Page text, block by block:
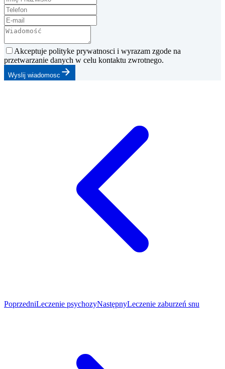
Akceptuje polityke prywatnosci i wyrazam zgode na
przetwarzanie danych w celu kontaktu zwrotnego.
Wyslij wiadomosc
PoprzedniLeczenie psychozyNastępnyLeczenie zaburzeń snu